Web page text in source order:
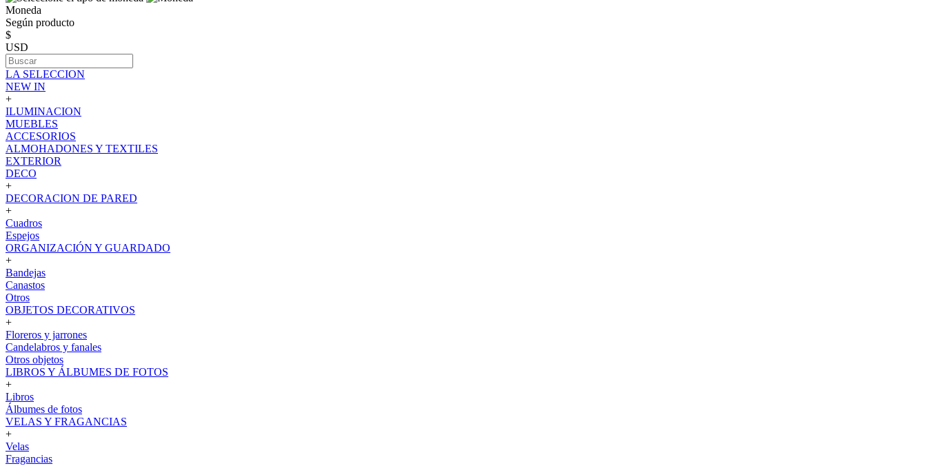
Moneda
Según producto
$
USD
LA SELECCION
NEW IN
+
ILUMINACION
MUEBLES
ACCESORIOS
ALMOHADONES Y TEXTILES
EXTERIOR
DECO
+
DECORACION DE PARED
+
Cuadros
Espejos
ORGANIZACIÓN Y GUARDADO
+
Bandejas
Canastos
Otros
OBJETOS DECORATIVOS
+
Floreros y jarrones
Candelabros y fanales
Otros objetos
LIBROS Y ÁLBUMES DE FOTOS
+
Libros
Álbumes de fotos
VELAS Y FRAGANCIAS
+
Velas
Fragancias